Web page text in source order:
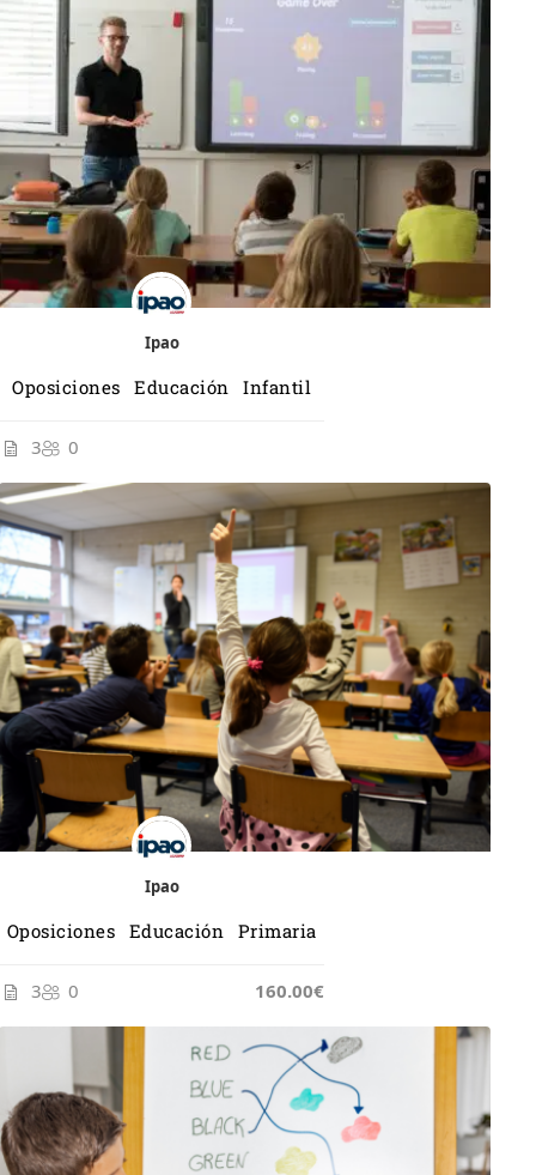
Ipao
Oposiciones Educación Infantil
3 0
Ipao
Oposiciones Educación Primaria
3 0 160.00€